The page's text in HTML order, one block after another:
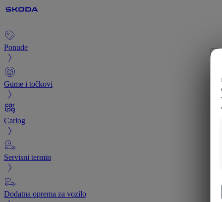
Ponude
Gume i točkovi
Carlog
Servisni termin
Dodatna oprema za vozilo